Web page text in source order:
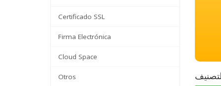
Certificado SSL
Firma Electrónica
Cloud Space
Otros